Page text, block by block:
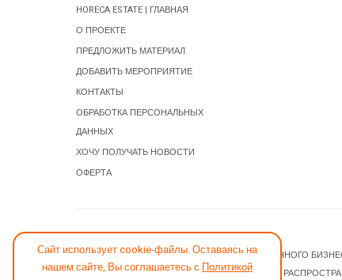
Сайт использует cookie-файлы. Оставаясь на
нашем сайте, Вы соглашаетесь с Политикой
HORECA ESTATE | ГЛАВНАЯ
О ПРОЕКТЕ
ПРЕДЛОЖИТЬ МАТЕРИАЛ
ДОБАВИТЬ МЕРОПРИЯТИЕ
КОНТАКТЫ
ОБРАБОТКА ПЕРСОНАЛЬНЫХ
ДАННЫХ
ХОЧУ ПОЛУЧАТЬ НОВОСТИ
ОФЕРТА
© 2026 НОВОСТИ ГОСТИНИЧНОГО И РЕСТОРАННОГО
JOOMLA! CMS- ПРОГРАММНОЕ ОБЕСПЕЧЕНИЕ,